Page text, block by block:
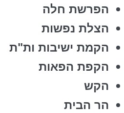
הפרשת חלה
הצלת נפשות
הקמת ישיבות ות"ת
הקפת הפאות
הקש
הר הבית